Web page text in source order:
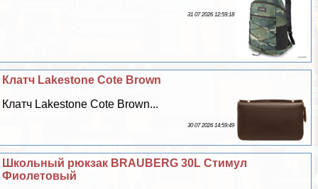
31 07 2026 12:59:18
Клатч Lakestone Cote Brown
Клатч Lakestone Cote Brown...
30 07 2026 14:59:49
Школьный рюкзак BRAUBERG 30L Стимул
Фиолетовый